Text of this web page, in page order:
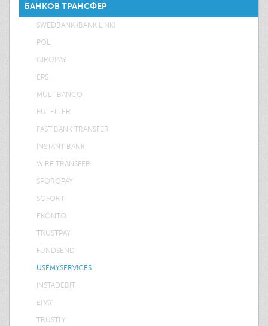
БАНКОВ ТРАНСФЕР
SWEDBANK (BANK LINK)
POLI
GIROPAY
EPS
MULTIBANCO
EUTELLER
FAST BANK TRANSFER
INSTANT BANK
WIRE TRANSFER
SPOROPAY
SOFORT
EKONTO
TRUSTPAY
FUNDSEND
USEMYSERVICES
INSTADEBIT
EPAY
TRUSTLY